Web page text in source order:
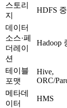
스토리
지
HDFS
데이터
소스·페
더레이
션
Hadoop
테이블
포맷
Hive,
ORC/
메타데
이터
HMS